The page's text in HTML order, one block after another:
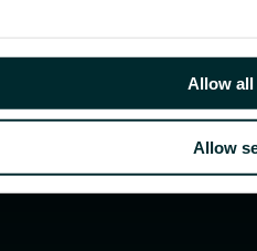
Allow
Allow